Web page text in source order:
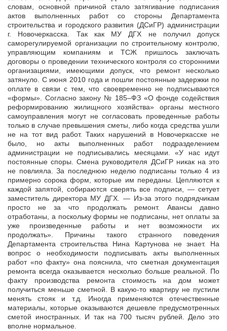
словам, основной причиной стало затягивание подписания
актов выполненных работ со стороны Департамента
строительства и городского развития (ДСиГР) администрации
г. Новочеркасска. Так как МУ ДГХ не получил допуск
саморегулируемой организации по строительному контролю,
управляющим компаниям и ТСЖ пришлось заключать
договоры о проведении технического контроля со сторонними
организациями, имеющими допуск, что ремонт несколько
затянуло. С июня 2010 года и пошли постоянные задержки по
оплате в связи с тем, что своевременно не подписываются
«формы». Согласно закону № 185–ФЗ «О фонде содействия
реформированию жилищного хозяйства» органы местного
самоуправления могут не согласовать проведенные работы
только в случае превышения сметы, либо когда средства ушли
не на тот вид работ. Таких нарушений в Новочеркасске не
было, но акты выполненных работ подразделением
администрации не подписывались месяцами. «У нас идут
постоянные споры. Смена руководителя ДСиГР никак на это
не повлияла. За последнюю неделю подписаны только 4 из
примерно сорока форм, которые им переданы. Цепляются к
каждой запятой, собираются сверять все подписи, — сетует
заместитель директора МУ ДГХ. — Из-за этого подрядчикам
просто не за что продолжать ремонт. Авансы давно
отработаны, а поскольку формы не подписаны, нет оплаты за
уже произведенные работы и нет возможности их
продолжать». Причины такого странного поведения
Департамента строительства Нина Картунова не знает. На
вопрос о необходимости подписывать акты выполненных
работ «по факту» она пояснила, что сметная документация
ремонта всегда оказывается несколько больше реальной. По
факту производства ремонта стоимость на дом может
получиться меньше сметной. В какую-то квартиру не пустили
менять стояк и т.д. Иногда применяются отечественные
материалы, которые оказываются дешевле предусмотренных
сметой иностранных. И так на 700 тысяч рублей. Дело это
вполне нормальное.